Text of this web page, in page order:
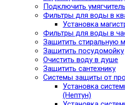
Подключить
Фильтры для воды в
Установка
Фильтры для воды в
Защитить стиральную
Защитить посудомойку
Очистить воду в душе
Защитить сантехнику
Системы защиты от
Установка
(Нептун)